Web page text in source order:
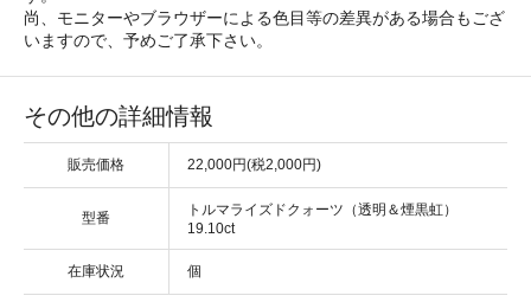
尚、モニターやブラウザーによる色目等の差異がある場合もござ
いますので、予めご了承下さい。
その他の詳細情報
販売価格 22,000円(税2,000円)
型番
トルマライズドクォーツ（透明＆煙黒虹）
19.10ct
在庫状況 個